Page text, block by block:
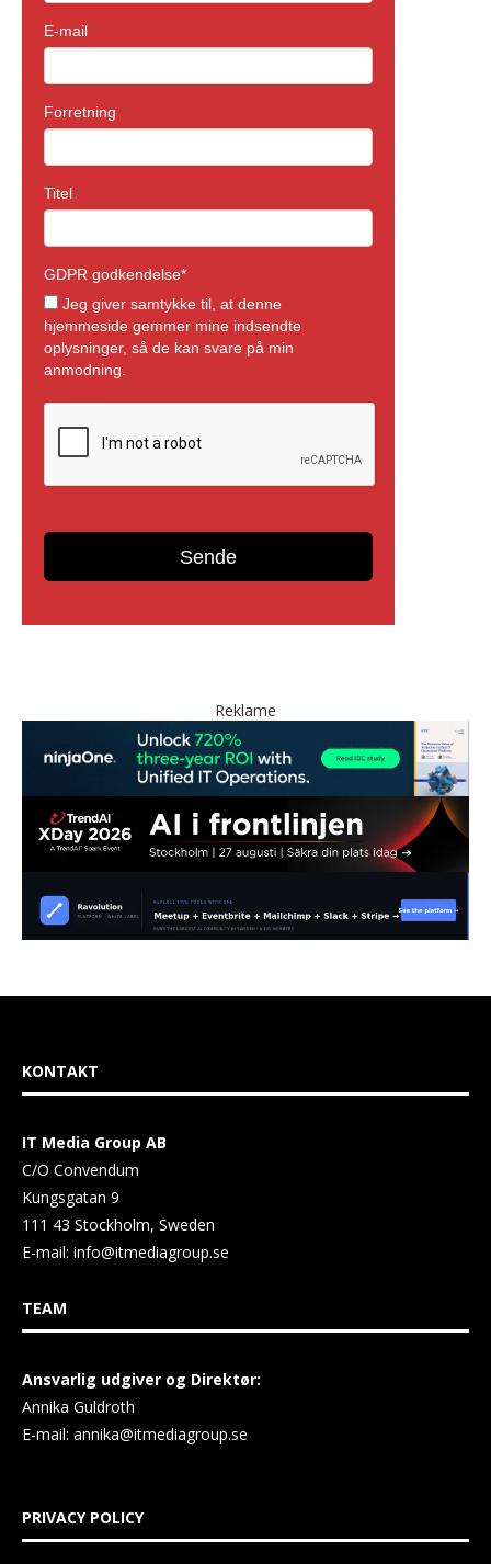
Reklame
KONTAKT
IT Media Group AB
C/O Convendum
Kungsgatan 9
111 43 Stockholm, Sweden
E-mail: info@itmediagroup.se
TEAM
Ansvarlig udgiver og Direktør:
Annika Guldroth
E-mail: annika@itmediagroup.se
PRIVACY POLICY